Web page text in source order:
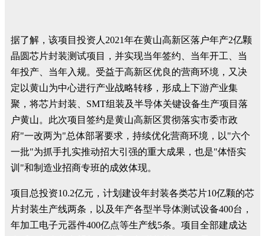
据了解，该项目投资人2021年在黄山高新区落户年产2亿颗
晶圆芯片封装测试项目，并实现当年签约、当年开工、当
年投产、当年入规。受益于高新区优良的营商环境，又决
定以黄山为中心进行产业战略转移，形成上下游产业集
聚，将芯片封装、SMT组装及半导体关键设备生产项目落
户黄山。此次项目签约是黄山高新区贯彻落实市委市政
府"一改两为"总体部署要求，持续优化营商环境，以"六个
一批"为抓手扎实推动招大引强的重大成果，也是"体悟实
训"和制造业招商专班的成效体现。
项目总投资10.2亿元，计划建设年封装各类芯片10亿颗的芯
片封装生产线两条，以及年产各型半导体测试设备400台，
年加工电子元器件400亿点等生产线5条。项目全部建成达